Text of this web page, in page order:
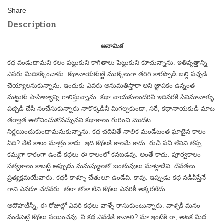
Description
అనామిక
కథ వండుదామని కలం పట్టుకుని కాగితాలు పెట్టుకుని కూచున్నాను. ఇతివృత్తాన్ని
ఎసరు మీదికెక్కించాను. కథానాయకుణ్ణి ముక్కలుగా తరిగి కారప్పొడి జల్లి పచ్చడి.
చెయ్యాలనుకున్నాను. ఇందుకు ఎవరు అనుమతిస్తారా అని జ్ఞాపకం ఉన్నంత
మట్టుకు సాహిత్యాన్ని గాలిస్తున్నాను. కథా నాయకులందరినీ ఇదివరకే సినిమావాళ్ళు
పచ్చడి చేసి నంచేసుకున్నారు నాకొక్కడినీ మిగల్చకుండా, సరే, కథానాయకుడి మాట
తర్వాత ఆలోచించుకోవచ్చునని కథాకాలం గురించి మొదట
నిర్ణయించుకుందామనుకున్నాను. కథ చదివితే నాలిక మండేటంత ఘాటైన కాలం
ఏది? నేటి కాలం మాత్రం కాదు. ఇది కథలకి కాలమే కాదు. రుచీ పచీ లేనివి తప్ప
కమ్మగా కారంగా ఉండే కథలు ఈ కాలంలో కనబడవు. అంతే కాదు. పూర్వకాలం
సత్యకాలం కాబట్టి అప్పుడు మనుష్యులతో జంతువులు మాట్లాడేవి. దేవతలు
ప్రత్యక్షమయేవారు. కథకి కాళ్ళూ చేతులూ ఉండేవి. కావు. ఇప్పుడు కథ నడిపిస్తేనే
గాని ఎవరూ చదవరు. తలా తోకా లేని కథలు ఎవరికీ అక్కరలేదు.
అదొహటిన్నీ, ఈ రోజుల్లో ఎవరి కథలు వాళ్ళే రాసుకుంటున్నారు. వాళ్ళకి మనం
వండిపెట్టే కథలు సయించవు. నీ కథ ఎవడికి కావాలి? మా ఇంటికి రా, అటక మీద